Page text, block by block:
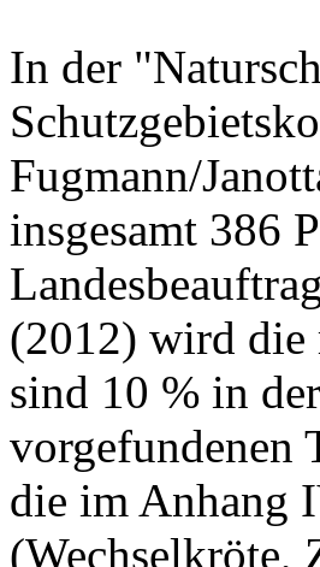
In der
Fugmann/
insgesamt 386
(2012) wird die
sind 10 % in
vorgefundenen
die im Anhang
(Wechselkröte,